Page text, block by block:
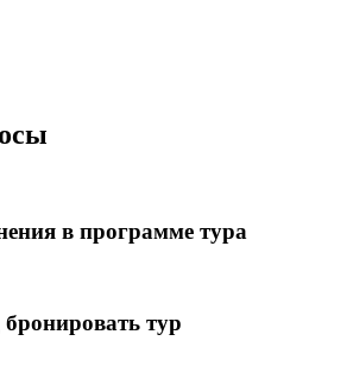
в программе тура
тур